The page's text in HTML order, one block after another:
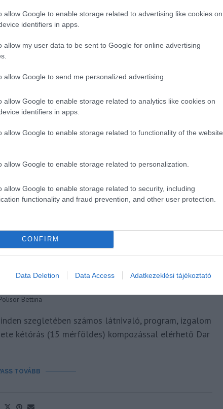
allow Google to enable storage related to advertising like cookies on
identifiers in apps.
allow my user data to be sent to Google for online advertising
allow Google to send me personalized advertising.
allow Google to enable storage related to analytics like cookies on
identifiers in apps.
allow Google to enable storage related to functionality of the website
allow Google to enable storage related to personalization.
allow Google to enable storage related to security, including
functionality and fraud prevention, and other user protection.
CONFIRM
Data Deletion Data Access Adatkezeklési tájékoztató
ZANZIBÁR SZIGETÉN
Bettina
szegletében számos látnivaló, program, izgalom
kétórás (15 mérföldes) kompozással elérhető Dar
TOVÁBB